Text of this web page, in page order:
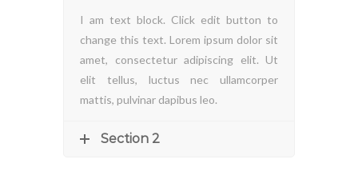
I am text block. Click edit button to
change this text. Lorem ipsum dolor sit
amet, consectetur adipiscing elit. Ut
elit tellus, luctus nec ullamcorper
mattis, pulvinar dapibus leo.
Section 2